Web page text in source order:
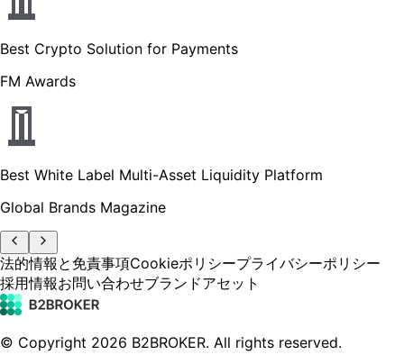
Best Crypto Solution for Payments
FM Awards
Best White Label Multi-Asset Liquidity Platform
Global Brands Magazine
法的情報と免責事項Cookieポリシープライバシーポリシー
採用情報お問い合わせブランドアセット
© Copyright 2026 B2BROKER. All rights reserved.